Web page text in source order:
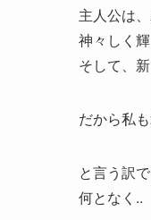
主人公は
神々しく
そして、
だから私
と言う訳
何となく..